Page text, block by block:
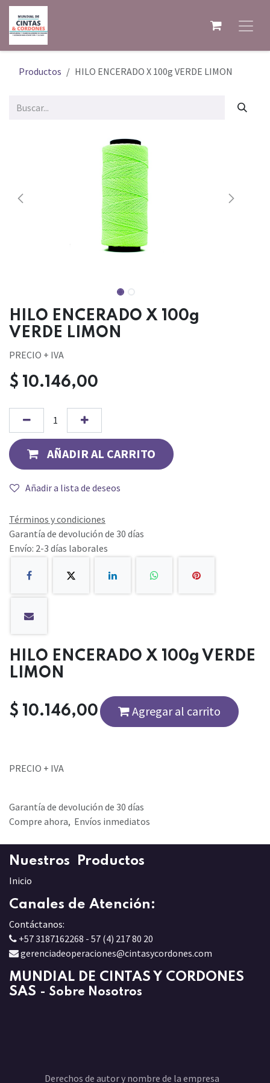
Ir al contenido
Productos HILO ENCERADO X 100g VERDE LIMON
HILO ENCERADO X 100g
VERDE LIMON
PRECIO + IVA
$ 10.146,00
AÑADIR AL CARRITO
Añadir a lista de deseos
Términos y condiciones
Garantía de devolución de 30 días
Envío: 2-3 días laborales
HILO ENCERADO X 100g VERDE
LIMON
$ 10.146,00 Agregar al carrito
PRECIO + IVA
Garantía de devolución de 30 días
Compre ahora, Envíos inmediatos
Nuestros Productos
Inicio
Canales de Atención:
Contáctanos:
+57 3187162268 - 57 (4) 217 80 20
gerenciadeoperaciones@cintasycordones.com
MUNDIAL DE CINTAS Y CORDONES
SAS - Sobre Nosotros
Derechos de autor y nombre de la empresa